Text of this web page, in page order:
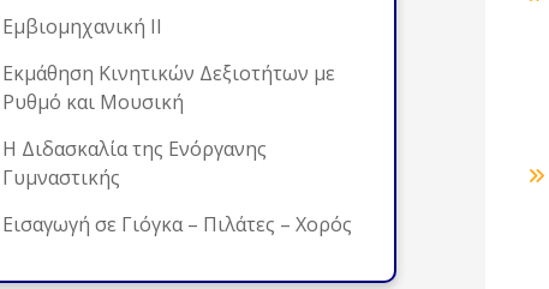
Εμβιομηχανική ΙΙ
Εκμάθηση Κινητικών Δεξιοτήτων με
Ρυθμό και Μουσική
Η Διδασκαλία της Ενόργανης
Γυμναστικής
Εισαγωγή σε Γιόγκα – Πιλάτες – Χορός